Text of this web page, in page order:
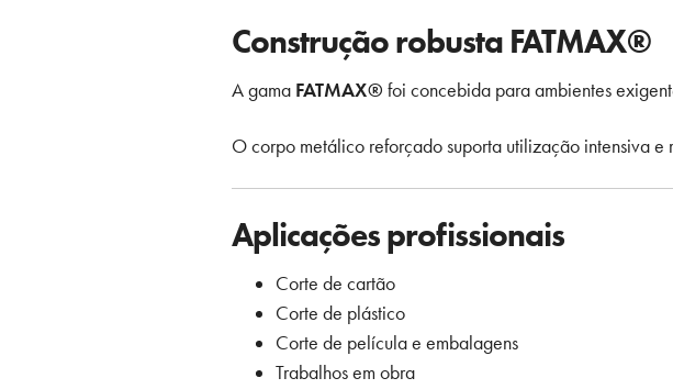
Construção robusta FATMAX®
A gama FATMAX® foi concebida para ambientes
O corpo metálico reforçado suporta utilização intensiva e
Aplicações profissionais
Corte de cartão
Corte de plástico
Corte de película e embalagens
Trabalhos em obra